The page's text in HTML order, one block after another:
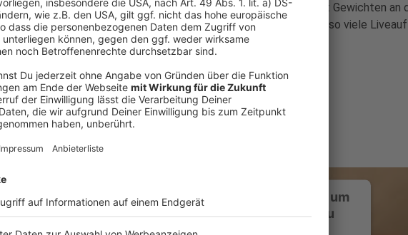
Aber es ist extrem schwer, damit aufzutreten - als würde man mit Gewichten an
Fußgelenken einen Marathon laufen." Deshalb gebe es auch nicht so viele
Anzeige
Das Video zu "End Of The World"
Anzeige
Wir benötigen Ihre Zustimmung, um
den YouTube Video-Service zu